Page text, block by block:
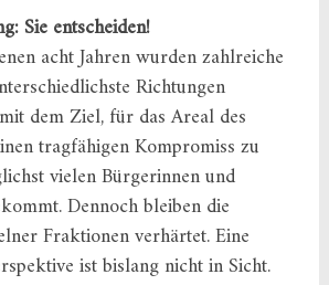
Sie entscheiden!
acht Jahren wurden zahlreiche
Richtungen
dem Ziel, für das Areal des
tragfähigen Kompromiss zu
vielen Bürgerinnen und
Dennoch bleiben die
Fraktionen verhärtet. Eine
ist bislang nicht in Sicht.